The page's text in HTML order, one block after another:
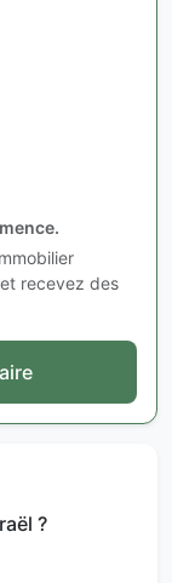
recevez des
?